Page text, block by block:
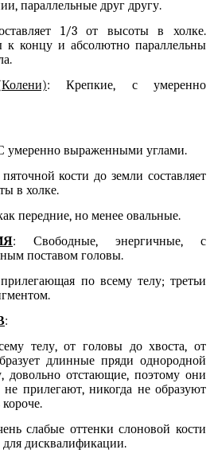
параллельные друг другу.
1/3 от высоты в холке.
концу и абсолютно параллельны
: Крепкие, с умеренно
умеренно выраженными углами.
кости до земли составляет
в холке.
передние, но менее овальные.
: Свободные, энергичные, с
поставом головы.
по всему телу; третьи
:
телу, от головы до хвоста, от
длинные пряди однородной
, довольно отстающие, поэтому они
прилегают,никогда не образуют
.
слабые оттенки слоновой кости
для дисквалификации.